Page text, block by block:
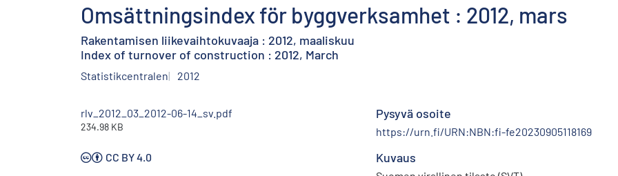
Omsättningsindex för byggverksamhet : 2012, mars
Rakentamisen liikevaihtokuvaaja : 2012, maaliskuu
Index of turnover of construction : 2012, March
Statistikcentralen 2012
rlv_2012_03_2012-06-14_sv.pdf
234.98 KB
CC BY 4.0
Pysyvä osoite
https://urn.fi/URN:NBN:fi-fe20230905118169
Kuvaus